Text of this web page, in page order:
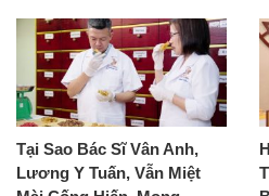
Tại Sao Bác Sĩ Vân Anh,
Lương Y Tuấn, Vẫn Miệt